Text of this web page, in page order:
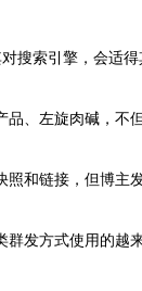
搜索引擎，会适
、左旋肉碱，不
和链接，但博主
发方式使用的越